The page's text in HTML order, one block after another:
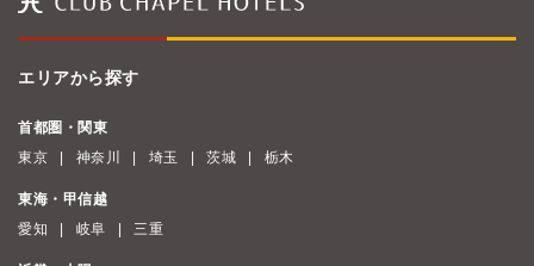
エリアから探す
首都圏・関東
東京
神奈川 埼玉 茨城 栃木
東海・甲信越
愛知
岐阜 三重